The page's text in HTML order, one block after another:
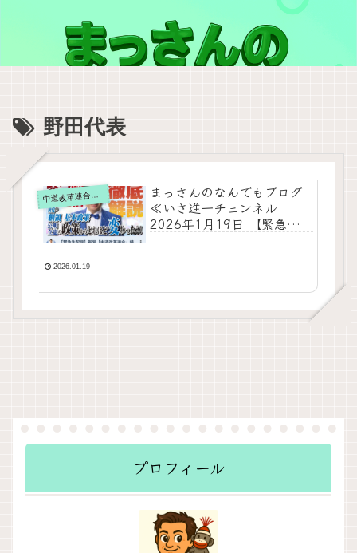
野田代表
中道改革連合の動画をテキスト要約
まっさんのなんでもブログ
≪いさ進一チェンネル
2026年1月19日 【緊急生配
基本政策の表も裏も徹底解
2026.01.19
プロフィール